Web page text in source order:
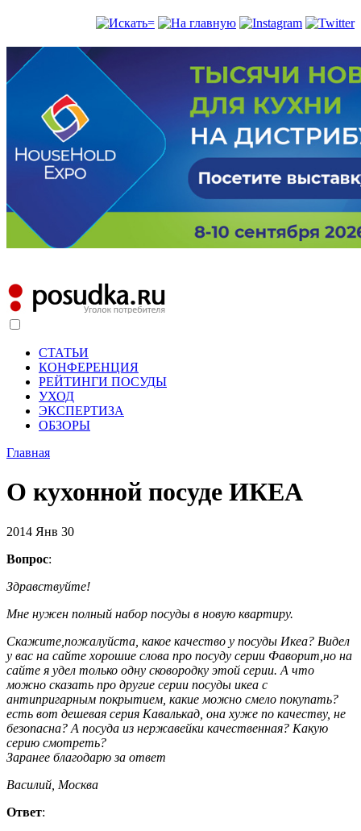
СТАТЬИ
КОНФЕРЕНЦИЯ
РЕЙТИНГИ ПОСУДЫ
УХОД
ЭКСПЕРТИЗА
ОБЗОРЫ
Главная
О кухонной посуде ИКЕА
2014 Янв 30
Вопрос:
Здравствуйте!
Мне нужен полный набор посуды в новую квартиру.
Скажите,пожалуйста, какое качество у посуды Икеа? Видел
у вас на сайте хорошие слова про посуду серии Фаворит,но на
сайте я удел только одну сковородку этой серии. А что
можно сказать про другие серии посуды икеа с
антипригарным покрытием, какие можно смело покупать?
есть вот дешевая серия Кавалькад, она хуже по качеству, не
безопасна? А посуда из нержавейки качественная? Какую
серию смотреть?
Заранее благодарю за ответ
Василий, Москва
Ответ: